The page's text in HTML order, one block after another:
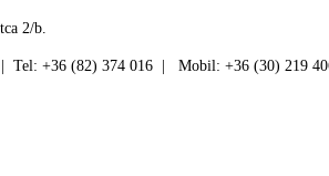
2/b.
| Tel: +36 (82) 374 016 | Mobil: +36 (30) 219